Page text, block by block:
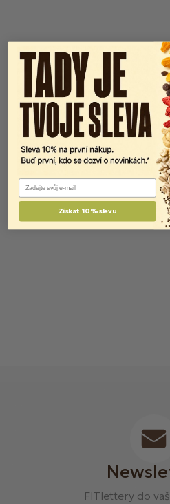
FITlettery do
Email
Získat 10% slevu